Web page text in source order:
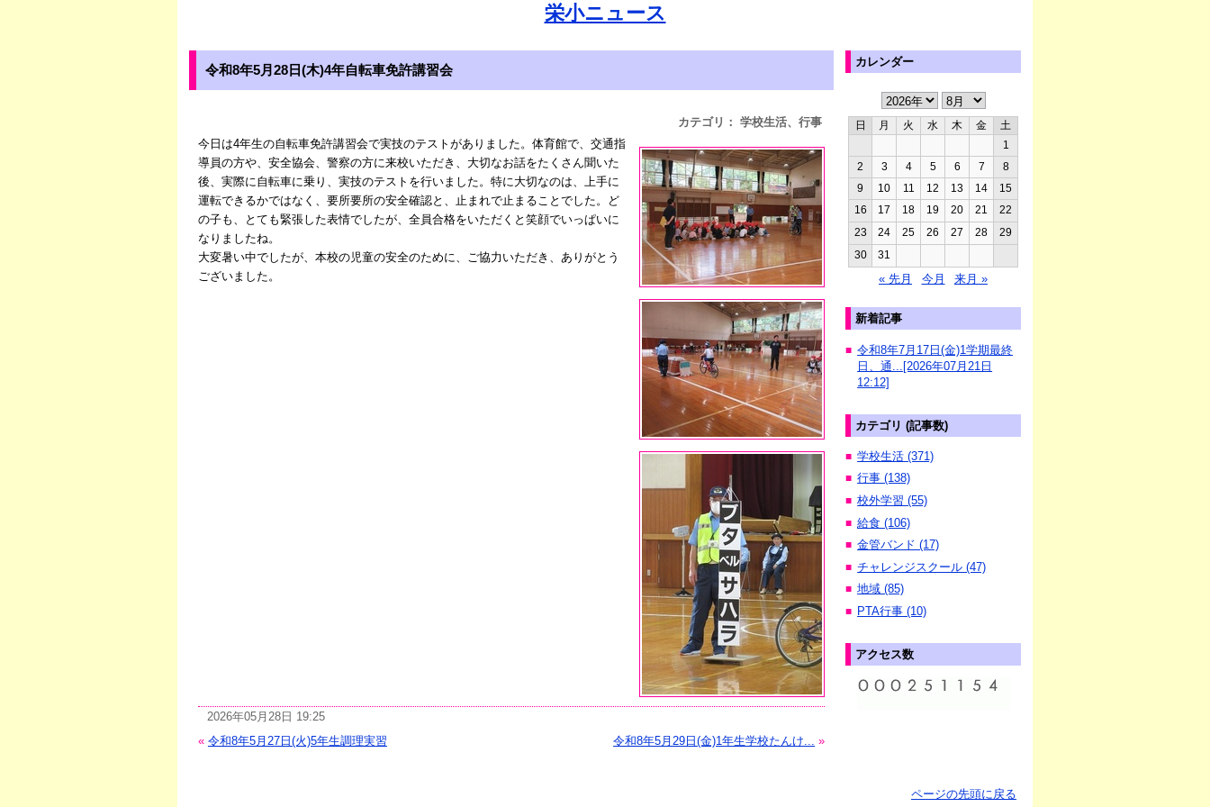
栄小ニュース
令和8年5月28日(木)4年自転車免許講習会
カテゴリ： 学校生活、行事
今日は4年生の自転車免許講習会で実技のテストがありました。体育館で、交通指
導員の方や、安全協会、警察の方に来校いただき、大切なお話をたくさん聞いた
後、実際に自転車に乗り、実技のテストを行いました。特に大切なのは、上手に
運転できるかではなく、要所要所の安全確認と、止まれで止まることでした。ど
の子も、とても緊張した表情でしたが、全員合格をいただくと笑顔でいっぱいに
なりましたね。
大変暑い中でしたが、本校の児童の安全のために、ご協力いただき、ありがとう
ございました。
2026年05月28日 19:25
« 令和8年5月27日(火)5年生調理実習 令和8年5月29日(金)1年生学校たんけ... »
カレンダー
日 月 火 水 木 金
土
1
2
3 4 5 6 7
8
9
10 11 12 13 14
15
16
17 18 19 20 21
22
23
24 25 26 27 28
29
30
31
« 先月 今月 来月 »
新着記事
■ 令和8年7月17日(金)1学期最終
日、通...[2026年07月21日
12:12]
カテゴリ (記事数)
■ 学校生活 (371)
■ 行事 (138)
■ 校外学習 (55)
■ 給食 (106)
■ 金管バンド (17)
■ チャレンジスクール (47)
■ 地域 (85)
■ PTA行事 (10)
アクセス数
ページの先頭に戻る